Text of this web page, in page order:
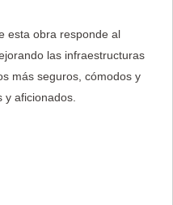
esta obra responde al
las infraestructuras
más seguros, cómodos y
aficionados.